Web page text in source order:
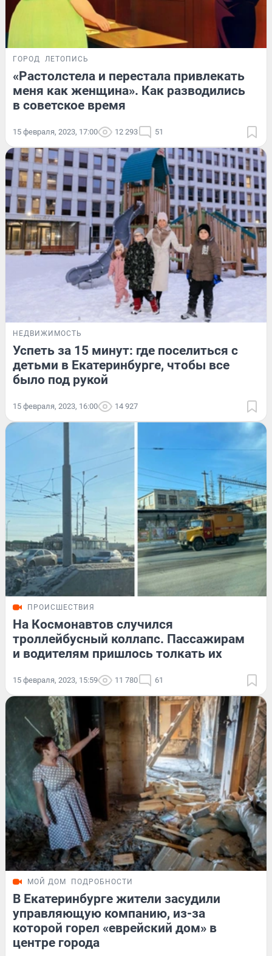
ГОРОД ЛЕТОПИСЬ
«Растолстела и перестала привлекать
меня как женщина». Как разводились
в советское время
15 февраля, 2023, 17:00 12 293 51
НЕДВИЖИМОСТЬ
Успеть за 15 минут: где поселиться с
детьми в Екатеринбурге, чтобы все
было под рукой
15 февраля, 2023, 16:00 14 927
ПРОИСШЕСТВИЯ
На Космонавтов случился
троллейбусный коллапс. Пассажирам
и водителям пришлось толкать их
15 февраля, 2023, 15:59 11 780 61
МОЙ ДОМ ПОДРОБНОСТИ
В Екатеринбурге жители засудили
управляющую компанию, из-за
которой горел «еврейский дом» в
центре города